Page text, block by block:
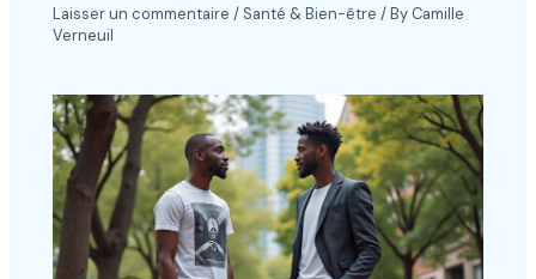
Laisser un commentaire / Santé & Bien-être / By Camille
Verneuil